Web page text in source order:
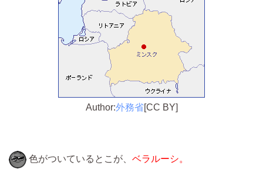
Author:外務省[CC BY]
色がついているとこが、 ベラルーシ。